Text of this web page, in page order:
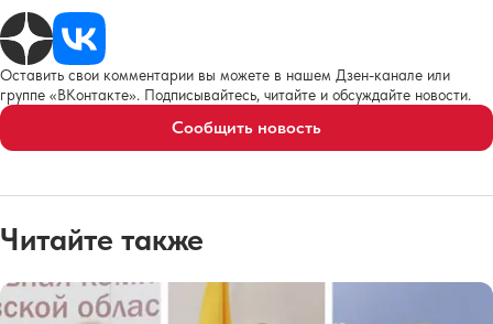
Оставить свои комментарии вы можете в нашем Дзен-канале или
группе «ВКонтакте». Подписывайтесь, читайте и обсуждайте новости.
Сообщить новость
Читайте также